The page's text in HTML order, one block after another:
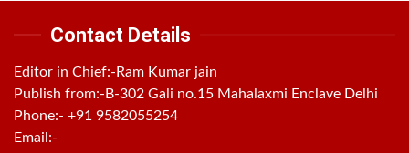
Contact Details
Editor in Chief:-Ram Kumar jain
Publish from:- B-302 Gali no.15 Mahalaxmi Enclave Delhi
Phone:- +91 9582055254
Email:-